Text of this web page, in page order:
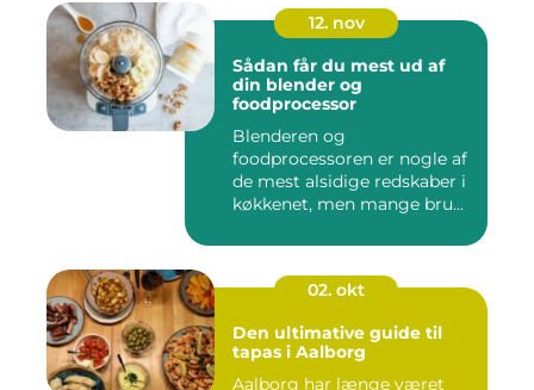
12. nov
Sådan får du mest ud af
din blender og
foodprocessor
Blenderen og
foodprocessoren er nogle af
de mest alsidige redskaber i
køkkenet, men mange bru...
02. okt
Den ultimative guide til
tapas i Aalborg
Aalborg har længe været